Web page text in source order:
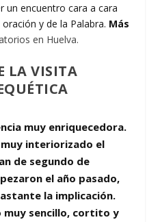
un encuentro cara a cara
y de la Palabra. Más
en Huelva.
LA VISITA
muy enriquecedora.
muy interiorizado el
de segundo de
el año pasado,
la implicación.
muy sencillo, cortito y